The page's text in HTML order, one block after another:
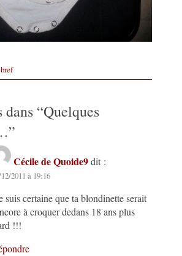
dans “Quelques
”
Cécile de Quoide9 dit :
2011 à 19:16
suis certaine que ta blondinette serait
à croquer dedans 18 ans plus
!!!